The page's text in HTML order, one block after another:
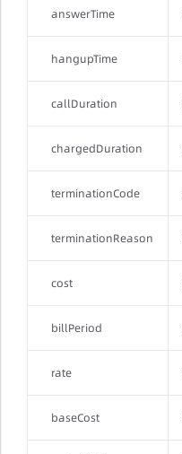
answerTime
hangupTime
callDuration
chargedDuration
terminationCode
terminationReason
cost
billPeriod
rate
baseCost